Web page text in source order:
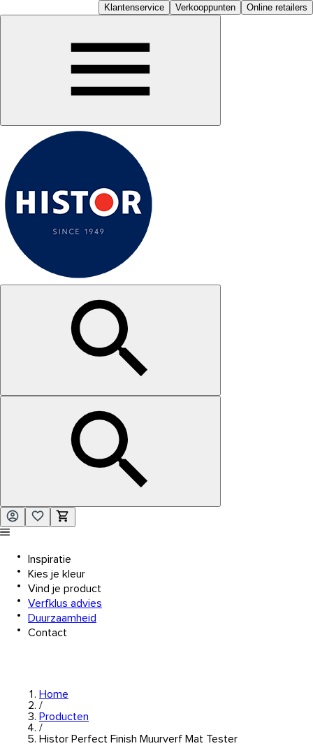
Klantenservice Verkooppunten Online retailers
Inspiratie
Kies je kleur
Vind je product
Verfklus advies
Duurzaamheid
Contact
Home
/
Producten
/
Histor Perfect Finish Muurverf Mat Tester